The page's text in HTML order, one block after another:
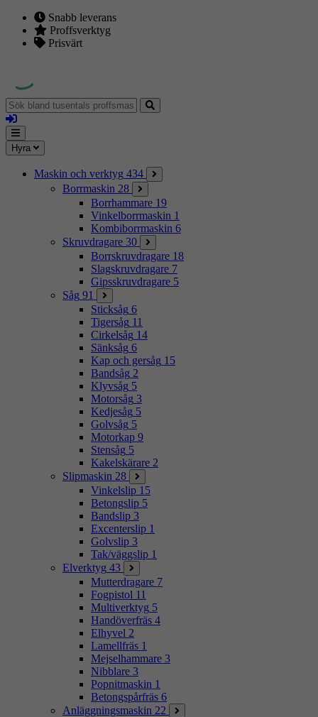
Snabb leverans
Proffsverktyg
Prisvärt
Sök
bland
tusentals
proffsmaskiner
Logga
in
Mina
sidor
Meny
Hyra
Maskin och verktyg 434
Borrmaskin 28
Borrhammare 19
Vinkelborrmaskin 1
Kombiborrmaskin 6
Skruvdragare 30
Borrskruvdragare 18
Slagskruvdragare 7
Gipsskruvdragare 5
Såg 91
Sticksåg 6
Tigersåg 11
Cirkelsåg 14
Sänksåg 6
Kap och gersåg 15
Bandsåg 2
Klyvsåg 5
Motorsåg 3
Kedjesåg 5
Golvsåg 5
Motorkap 9
Stensåg 5
Kakelskärare 2
Slipmaskin 28
Vinkelslip 15
Betongslip 5
Bandslip 3
Excenterslip 1
Golvslip 3
Tak/väggslip 1
Elverktyg 43
Mutterdragare 7
Fogpistol 11
Multiverktyg 5
Handöverfräs 4
Elhyvel 2
Lamellfräs 1
Mejselhammare 3
Nibblare 3
Popnitmaskin 1
Betongspårfräs 6
Anläggningsmaskin 22